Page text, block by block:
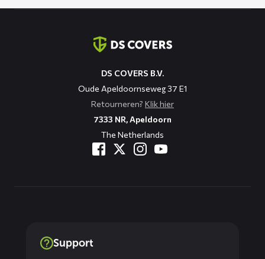
DS COVERS B.V.
Oude Apeldoornseweg 37 E1
Retourneren? Klik hier
7333 NR, Apeldoorn
The Netherlands
Support